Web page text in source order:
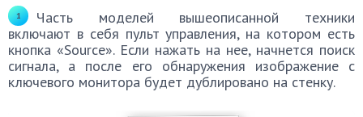
Часть моделей вышеописанной техники
включают в себя пульт управления, на котором есть
кнопка «Source». Если нажать на нее, начнется поиск
сигнала, а после его обнаружения изображение с
ключевого монитора будет дублировано на стенку.